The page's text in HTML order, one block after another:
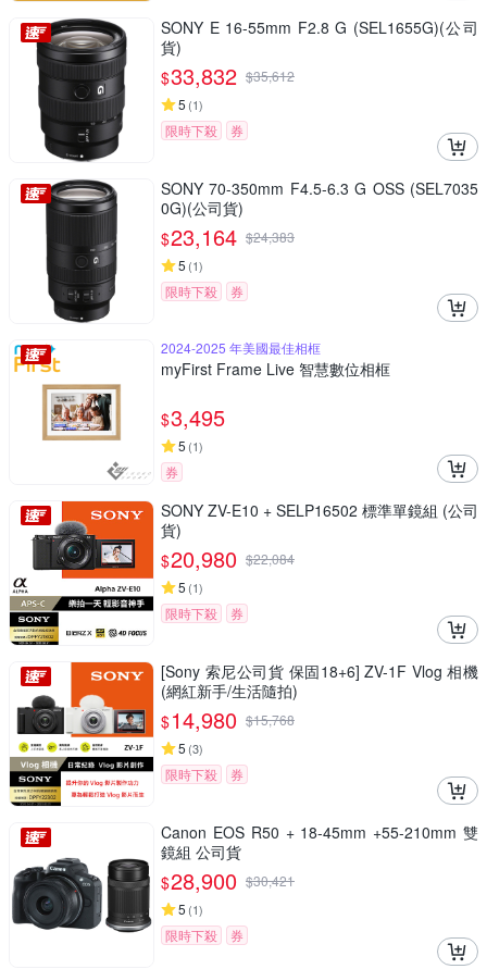
SONY E 16-55mm F2.8 G (SEL1655G)(公司
貨)
$33,832 $35,612
5 (1)
限時下殺 券
SONY 70-350mm F4.5-6.3 G OSS (SEL7035
0G)(公司貨)
$23,164 $24,383
5 (1)
限時下殺 券
2024-2025 年美國最佳相框
myFirst Frame Live 智慧數位相框
$3,495
5 (1)
券
SONY ZV-E10 + SELP16502 標準單鏡組 (公司
貨)
$20,980 $22,084
5 (1)
限時下殺 券
[Sony 索尼公司貨 保固18+6] ZV-1F Vlog 相機
(網紅新手/生活隨拍)
$14,980 $15,768
5 (3)
限時下殺 券
Canon EOS R50 + 18-45mm +55-210mm 雙
鏡組 公司貨
$28,900 $30,421
5 (1)
限時下殺 券